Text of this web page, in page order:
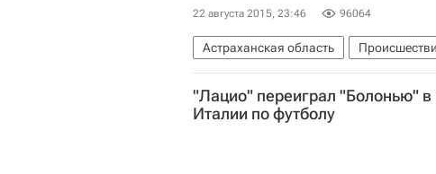
22 августа 2015, 23:46 96064
Астраханская область
"Лацио" переиграл "Болонью" в
Италии по футболу